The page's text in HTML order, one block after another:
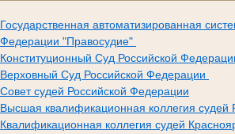
Государственная автоматизированная
Федерации "Правосудие"
Конституционный Суд Российской
Верховный Суд Российской Федерации
Совет судей Российской Федерации
Высшая квалификационная коллегия судей
Квалификационная коллегия судей